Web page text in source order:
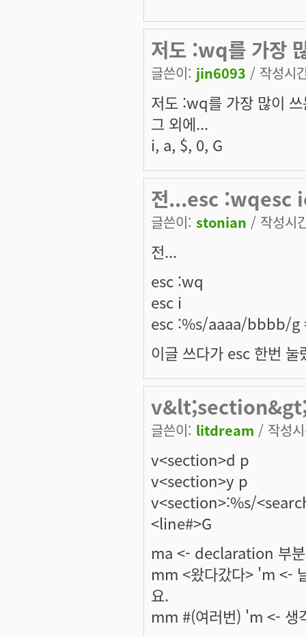
저도 :wq를 가장
글쓴이: jin6093 / 작성시
저도 :wq를 가장 많이
그 외에...
i, a, $, 0, G
전...esc :wqesc
글쓴이: stonian / 작성시
전...
esc :wq
esc i
esc :%s/aaaa/bbbb/g
이글 쓰다가 esc 한번
글쓴이: litdream / 작성
v<section>d p
v<section>y p
v<section>:%s/
<line#>G
ma <- declaration 부분
mm <왔다갔다> 'm <-
요.
mm #(여러번) 'm <- 생